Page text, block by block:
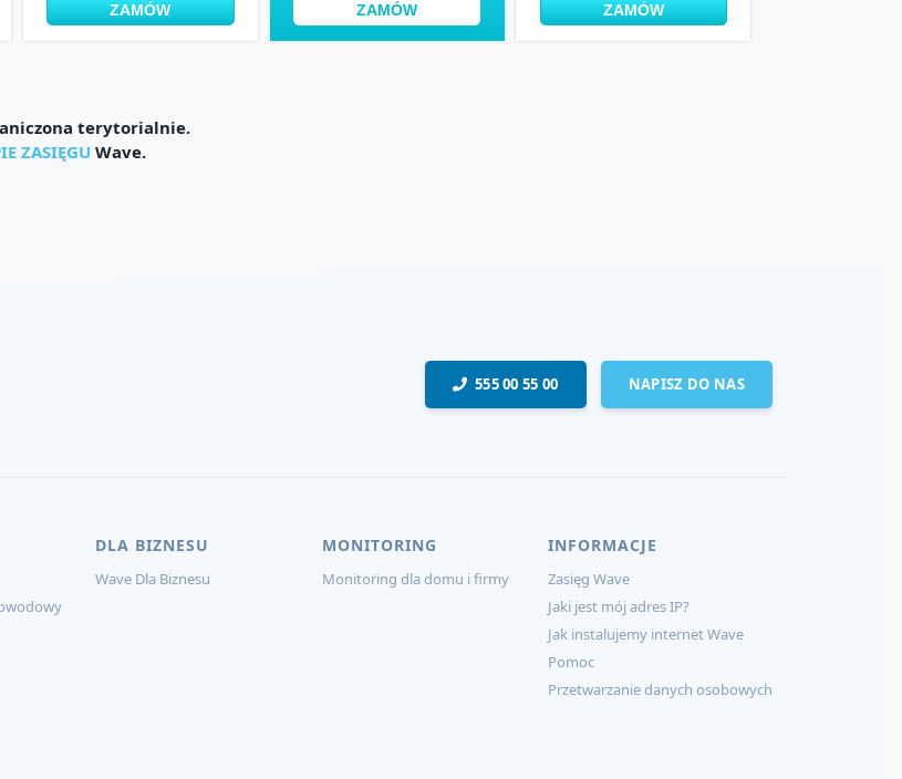
ZAMÓW ZAMÓW ZAMÓW
terytorialnie.
ZASIĘGU Wave.
555 00 55 00 NAPISZ DO NAS
DLA BIZNESU
Wave Dla Biznesu
MONITORING
Monitoring dla domu i firmy
INFORMACJE
Zasięg Wave
Jaki jest mój adres IP?
Jak instalujemy internet Wave
Pomoc
Przetwarzanie danych osobowych